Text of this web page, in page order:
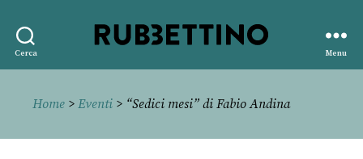
Cerca
editore
Menu
Home > Eventi > “Sedici mesi” di Fabio Andina